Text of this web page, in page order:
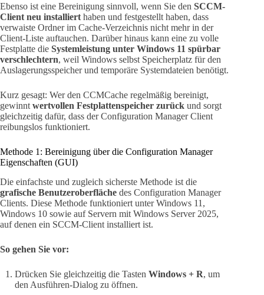
Ebenso ist eine Bereinigung sinnvoll, wenn Sie den SCCM-
Client neu installiert haben und festgestellt haben, dass
verwaiste Ordner im Cache-Verzeichnis nicht mehr in der
Client-Liste auftauchen. Darüber hinaus kann eine zu volle
Festplatte die Systemleistung unter Windows 11 spürbar
verschlechtern, weil Windows selbst Speicherplatz für den
Auslagerungsspeicher und temporäre Systemdateien benötigt.
Kurz gesagt: Wer den CCMCache regelmäßig bereinigt,
gewinnt wertvollen Festplattenspeicher zurück und sorgt
gleichzeitig dafür, dass der Configuration Manager Client
reibungslos funktioniert.
Methode 1: Bereinigung über die Configuration Manager
Eigenschaften (GUI)
Die einfachste und zugleich sicherste Methode ist die
grafische Benutzeroberfläche des Configuration Manager
Clients. Diese Methode funktioniert unter Windows 11,
Windows 10 sowie auf Servern mit Windows Server 2025,
auf denen ein SCCM-Client installiert ist.
So gehen Sie vor:
Drücken Sie gleichzeitig die Tasten Windows + R, um
den Ausführen-Dialog zu öffnen.